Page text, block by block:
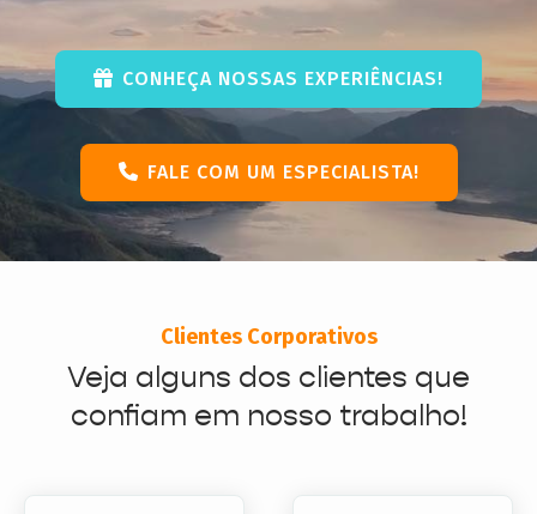
CONHEÇA NOSSAS EXPERIÊNCIAS!
FALE COM UM ESPECIALISTA!
Clientes Corporativos
Veja alguns dos clientes que
confiam em nosso trabalho!